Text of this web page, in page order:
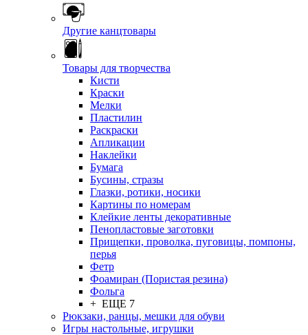
Другие канцтовары
Товары для творчества
Кисти
Краски
Мелки
Пластилин
Раскраски
Апликации
Наклейки
Бумага
Бусины, стразы
Глазки, ротики, носики
Картины по номерам
Клейкие ленты декоративные
Пенопластовые заготовки
Прищепки, проволка, пуговицы, помпоны,
перья
Фетр
Фоамиран (Пористая резина)
Фольга
+ ЕЩЕ 7
Рюкзаки, ранцы, мешки для обуви
Игры настольные, игрушки